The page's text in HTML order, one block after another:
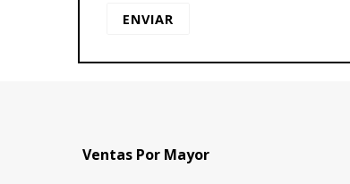
Ventas Por Mayor